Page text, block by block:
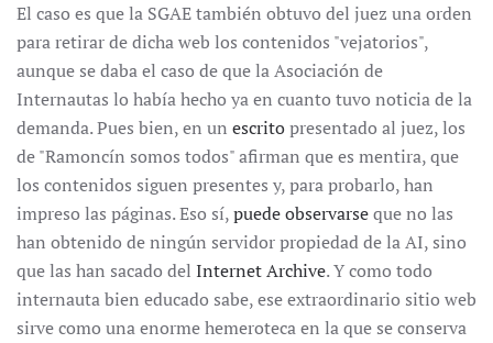
El caso es que la SGAE también obtuvo del juez una orden
para retirar de dicha web los contenidos "vejatorios",
aunque se daba el caso de que la Asociación de
Internautas lo había hecho ya en cuanto tuvo noticia de la
demanda. Pues bien, en un escritopresentado al juez, los
de "Ramoncín somos todos" afirman que es mentira, que
los contenidos siguen presentes y, para probarlo, han
impreso las páginas. Eso sí,puede observarseque no las
han obtenido de ningún servidor propiedad de la AI, sino
que las han sacado del Internet Archive. Y como todo
internauta bien educado sabe, ese extraordinario sitio web
sirve como una enorme hemeroteca en la que se conserva